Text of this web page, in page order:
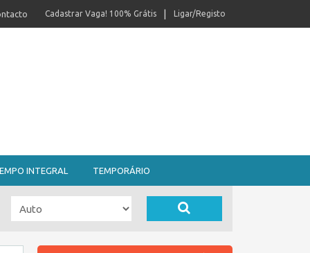
Ligar/Registo
Cadastrar Vaga! 100% Grátis
INTEGRAL TEMPORÁRIO